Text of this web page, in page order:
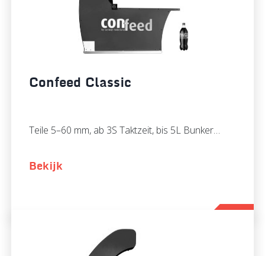
Confeed Classic
Teile 5–60 mm, ab 3S Taktzeit, bis 5L Bunker…
Bekijk